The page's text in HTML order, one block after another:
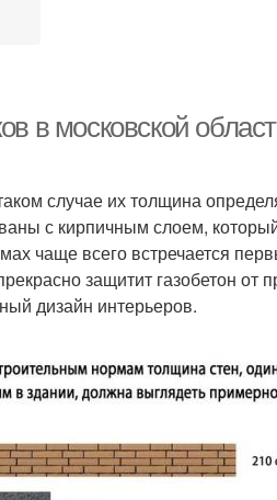
в московской
случае их толщина
с кирпичным слоем,
чаще всего встречается
защитит газобетон от
дизайн интерьеров.